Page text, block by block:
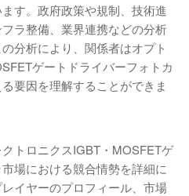
す。政府政策や規制、技術進
ラ整備、業界連携などの分析
分析により、関係者はオプト
ゲートドライバーフォトカ
要因を理解することができま
トロニクスIGBT・MOSFETゲ
場における競合情勢を詳細に
イヤーのプロフィール、市場